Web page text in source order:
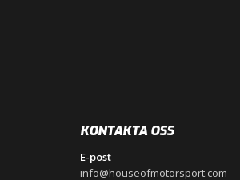
KONTAKTA OSS
E-post
info@houseofmotorsport.com